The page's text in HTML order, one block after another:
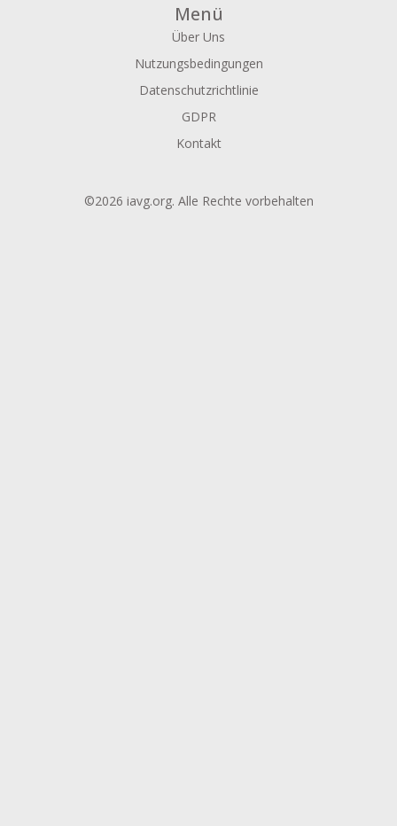
Menü
Über Uns
Nutzungsbedingungen
Datenschutzrichtlinie
GDPR
Kontakt
©2026 iavg.org. Alle Rechte vorbehalten